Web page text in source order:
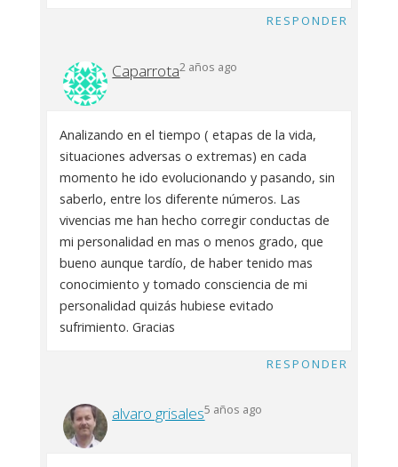
RESPONDER
Caparrota2 años ago
Analizando en el tiempo ( etapas de la vida,
situaciones adversas o extremas) en cada
momento he ido evolucionando y pasando, sin
saberlo, entre los diferente números. Las
vivencias me han hecho corregir conductas de
mi personalidad en mas o menos grado, que
bueno aunque tardío, de haber tenido mas
conocimiento y tomado consciencia de mi
personalidad quizás hubiese evitado
sufrimiento. Gracias
RESPONDER
alvaro grisales5 años ago